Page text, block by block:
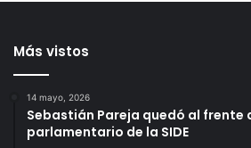
Más vistos
14 mayo, 2026
Sebastián Pareja quedó al frente
parlamentario de la SIDE